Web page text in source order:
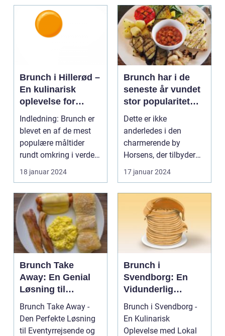
Brunch i Hillerød –
En kulinarisk
oplevelse for
eventyrrejsende
og backpackere
Indledning: Brunch er
blevet en af de mest
populære måltider
rundt omkring i verden,
og Hillerød er ...
18 januar 2024
Brunch har i de
seneste år vundet
stor popularitet
blandt
madentusiaster og
dem, der elsker at
kombinere de
lækreste
morgenmadslækk
erier med
frokostfavoritter
Dette er ikke
anderledes i den
charmerende by
Horsens, der tilbyder
en række steder, hvor
man kan ny...
17 januar 2024
Brunch Take
Away: En Genial
Løsning til
Eventyrrejsende
og Backpackere
Brunch Take Away -
Den Perfekte Løsning
til Eventyrrejsende og
Brunch i
Svendborg: En
Vidunderlig
Oplevelse for
Eventyrrejsende
og Backpackere
Brunch i Svendborg -
En Kulinarisk
Oplevelse med Lokal